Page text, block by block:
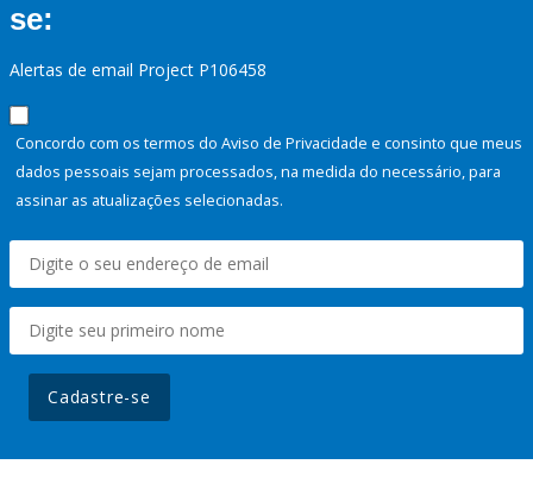
se:
Alertas de email Project P106458
Concordo com os termos do Aviso de Privacidade e consinto que meus
dados pessoais sejam processados, na medida do necessário, para
assinar as atualizações selecionadas.
Cadastre-se